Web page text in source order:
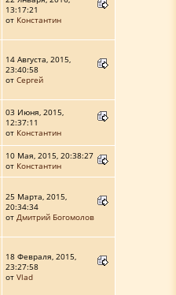
13:17:21
от Константин
14 Августа, 2015,
23:40:58
от Сергей
03 Июня, 2015,
12:37:11
от Константин
10 Мая, 2015, 20:38:27
от Константин
25 Марта, 2015,
20:34:34
от Дмитрий Богомолов
18 Февраля, 2015,
23:27:58
от Vlad